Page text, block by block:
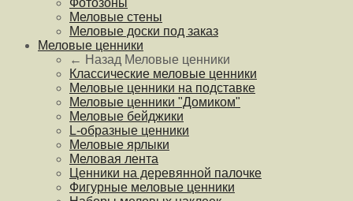
Меловые стены
Меловые доски под заказ
Меловые ценники
← Назад Меловые ценники
Классические меловые ценники
Меловые ценники на подставке
Меловые ценники "Домиком"
Меловые бейджики
L-образные ценники
Меловые ярлыки
Меловая лента
Ценники на деревянной палочке
Фигурные меловые ценники